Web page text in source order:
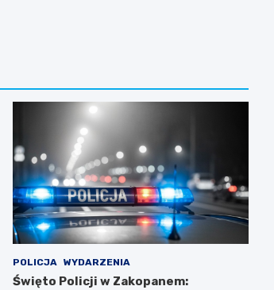
POLICJA WYDARZENIA
Święto Policji w Zakopanem: